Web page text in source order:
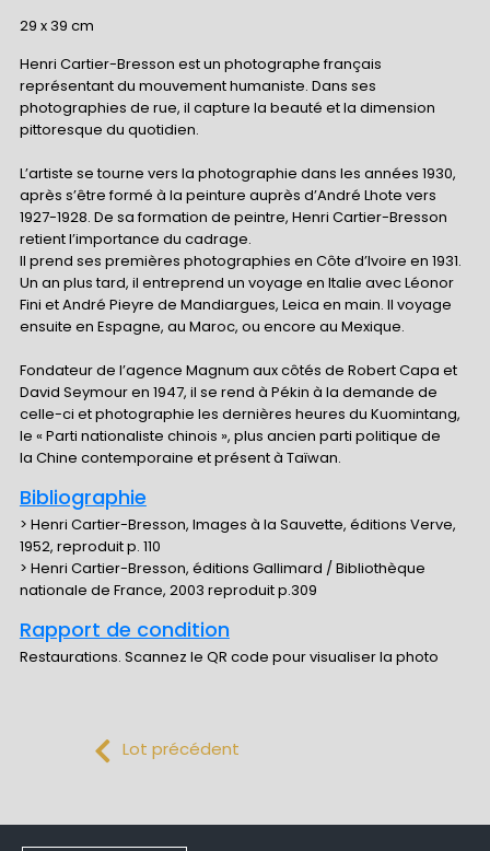
29 x 39 cm
Henri Cartier-Bresson est un photographe français
représentant du mouvement humaniste. Dans ses
photographies de rue, il capture la beauté et la dimension
pittoresque du quotidien.
L’artiste se tourne vers la photographie dans les années 1930,
après s’être formé à la peinture auprès d’André Lhote vers
1927-1928. De sa formation de peintre, Henri Cartier-Bresson
retient l’importance du cadrage.
Il prend ses premières photographies en Côte d’Ivoire en 1931.
Un an plus tard, il entreprend un voyage en Italie avec Léonor
Fini et André Pieyre de Mandiargues, Leica en main. Il voyage
ensuite en Espagne, au Maroc, ou encore au Mexique.
Fondateur de l’agence Magnum aux côtés de Robert Capa et
David Seymour en 1947, il se rend à Pékin à la demande de
celle-ci et photographie les dernières heures du Kuomintang,
le « Parti nationaliste chinois », plus ancien parti politique de
la Chine contemporaine et présent à Taïwan.
Bibliographie
> Henri Cartier-Bresson, Images à la Sauvette, éditions Verve,
1952, reproduit p. 110
> Henri Cartier-Bresson, éditions Gallimard / Bibliothèque
nationale de France, 2003 reproduit p.309
Rapport de condition
Restaurations. Scannez le QR code pour visualiser la photo
Lot précédent